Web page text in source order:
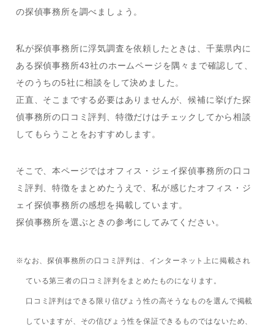
の探偵事務所を調べましょう。
私が探偵事務所に浮気調査を依頼したときは、千葉県内に
ある探偵事務所43社のホームページを隅々まで確認して、
そのうちの5社に相談をして決めました。
正直、そこまでする必要はありませんが、候補に挙げた探
偵事務所の口コミ評判、特徴だけはチェックしてから相談
してもらうことをおすすめします。
そこで、本ページではオフィス・ジェイ探偵事務所の口コ
ミ評判、特徴をまとめたうえで、私が感じたオフィス・ジ
ェイ探偵事務所の感想を掲載しています。
探偵事務所を選ぶときの参考にしてみてください。
※なお、探偵事務所の口コミ評判は、インターネット上に掲載され
ている第三者の口コミ評判をまとめたものになります。
口コミ評判はできる限り信ぴょう性の高そうなものを選んで掲載
していますが、その信ぴょう性を保証できるものではないため、